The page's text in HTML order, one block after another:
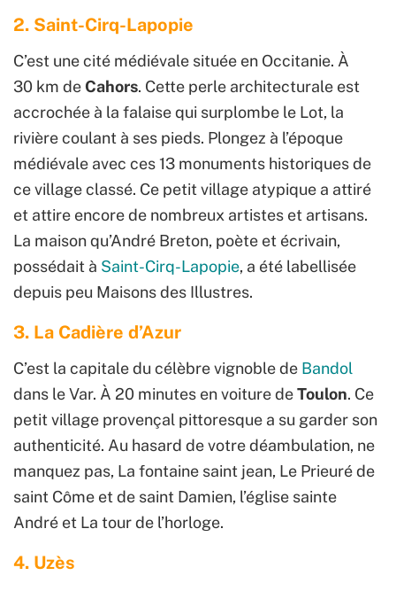
2. Saint-Cirq-Lapopie
C’est une cité médiévale située en Occitanie. À
30 km deCahors. Cette perle architecturale est
accrochée à la falaise qui surplombe le Lot, la
rivière coulant à ses pieds. Plongez à l’époque
médiévale avec ces 13 monuments historiques de
ce village classé. Ce petit village atypique a attiré
et attire encore de nombreux artistes et artisans.
La maison qu’André Breton, poète et écrivain,
possédait à Saint-Cirq-Lapopie, a été labellisée
depuis peu Maisons des Illustres.
3. La Cadière d’Azur
C’est la capitale du célèbre vignoble de Bandol
dans le Var. À 20 minutes en voiture deToulon. Ce
petit village provençal pittoresque a su garder son
authenticité. Au hasard de votre déambulation, ne
manquez pas, La fontaine saint jean, Le Prieuré de
saint Côme et de saint Damien, l’église sainte
André et La tour de l’horloge.
4. Uzès